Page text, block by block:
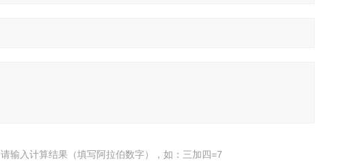
请输入计算结果（填写阿拉伯数字），如：三加四=7